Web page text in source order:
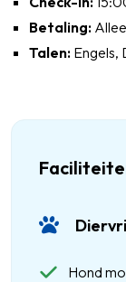
Betaling:
Talen: Engels,
Hond